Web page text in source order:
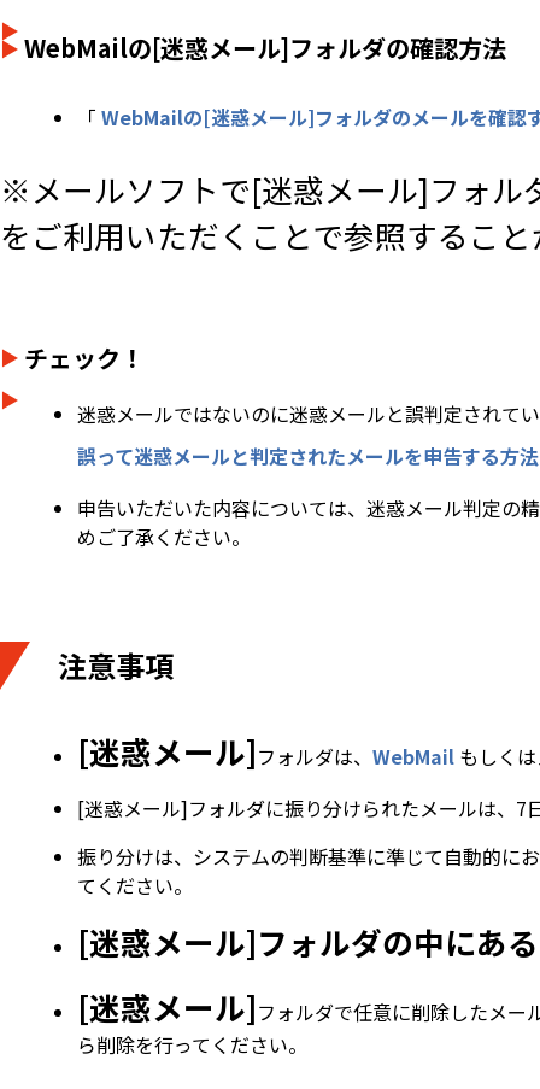
WebMailの[迷惑メール]フォルダの確認方法
「 WebMailの[迷惑メール]フォルダのメールを確認
※メールソフトで[迷惑メール]フォル
をご利用いただくことで参照するこ
チェック！
迷惑メールではないのに迷惑メールと誤判定されて
誤って迷惑メールと判定されたメールを申告する方法
申告いただいた内容については、迷惑メール判定の
めご了承ください。
注意事項
[迷惑メール]フォルダは、 WebMail もしく
[迷惑メール]フォルダに振り分けられたメールは、7
振り分けは、システムの判断基準に準じて自動的に
てください。
[迷惑メール]フォルダの中にあ
[迷惑メール]フォルダで任意に削除したメー
ら削除を行ってください。